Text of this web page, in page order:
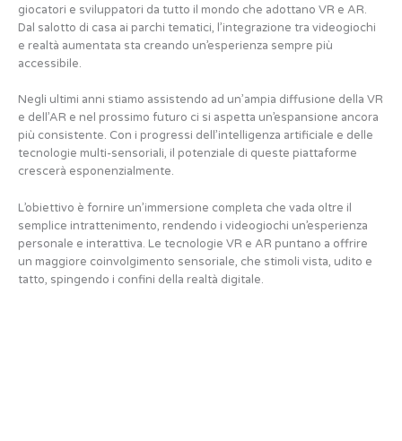
giocatori e sviluppatori da tutto il mondo che adottano VR e AR.
Dal salotto di casa ai parchi tematici, l’integrazione tra videogiochi
e realtà aumentata sta creando un’esperienza sempre più
accessibile.
Negli ultimi anni stiamo assistendo ad un’ampia diffusione della VR
e dell’AR e nel prossimo futuro ci si aspetta un’espansione ancora
più consistente. Con i progressi dell’intelligenza artificiale e delle
tecnologie multi-sensoriali, il potenziale di queste piattaforme
crescerà esponenzialmente.
L’obiettivo è fornire un’immersione completa che vada oltre il
semplice intrattenimento, rendendo i videogiochi un’esperienza
personale e interattiva. Le tecnologie VR e AR puntano a offrire
un maggiore coinvolgimento sensoriale, che stimoli vista, udito e
tatto, spingendo i confini della realtà digitale.